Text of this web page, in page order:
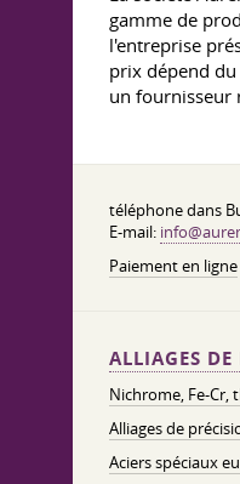
gamme de
l'entreprise
prix dépend
un fournisseur
téléphone dans
E-mail:
Paiement en ligne
ALLIAGES DE
Nichrome, Fe-Cr,
Alliages de
Aciers spéciaux